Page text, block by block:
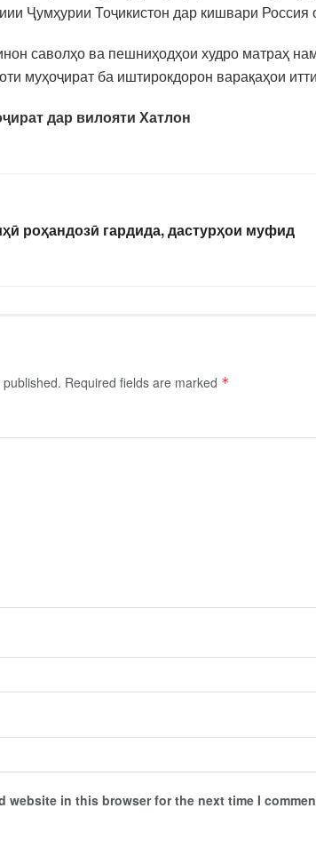
Ҷумҳурии Тоҷикистон дар кишвари
саволҳо ва пешниҳодҳои худро матраҳ
муҳоҷират ба иштирокдорон варақаҳои
дар вилояти Хатлон
роҳандозӣ гардида, дастурҳои муфид
Required fields are marked *
website in this browser for the next time I